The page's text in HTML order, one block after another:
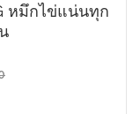
หมึกไข่แน่นทุก